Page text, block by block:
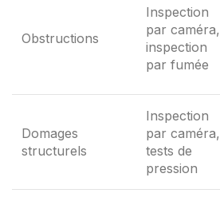
Obstructions
Inspection
par caméra,
inspection
par fumée
Domages
structurels
Inspection
par caméra,
tests de
pression